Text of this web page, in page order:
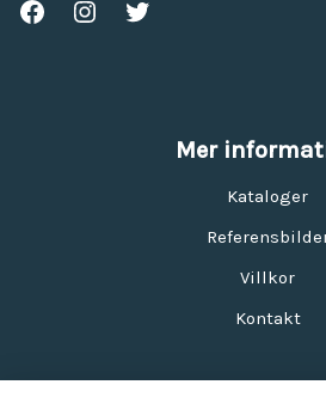
Mer
Kataloger
Villkor
Kontakt